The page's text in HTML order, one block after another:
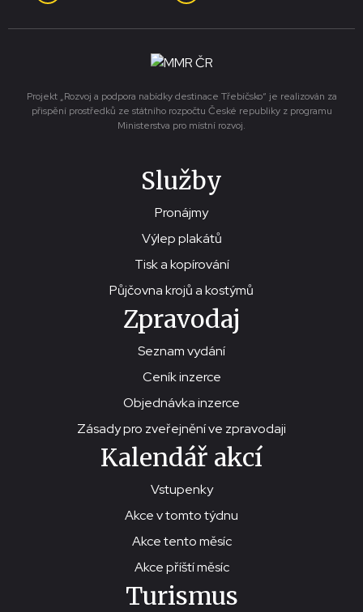
Projekt „Rozvoj a podpora nabídky destinace Třebíčsko“ je realizován za
přispění prostředků ze státního rozpočtu České republiky z programu
Ministerstva pro místní rozvoj.
Služby
Pronájmy
Výlep plakátů
Tisk a kopírování
Půjčovna krojů a kostýmů
Zpravodaj
Seznam vydání
Ceník inzerce
Objednávka inzerce
Zásady pro zveřejnění ve zpravodaji
Kalendář akcí
Vstupenky
Akce v tomto týdnu
Akce tento měsíc
Akce příští měsíc
Turismus